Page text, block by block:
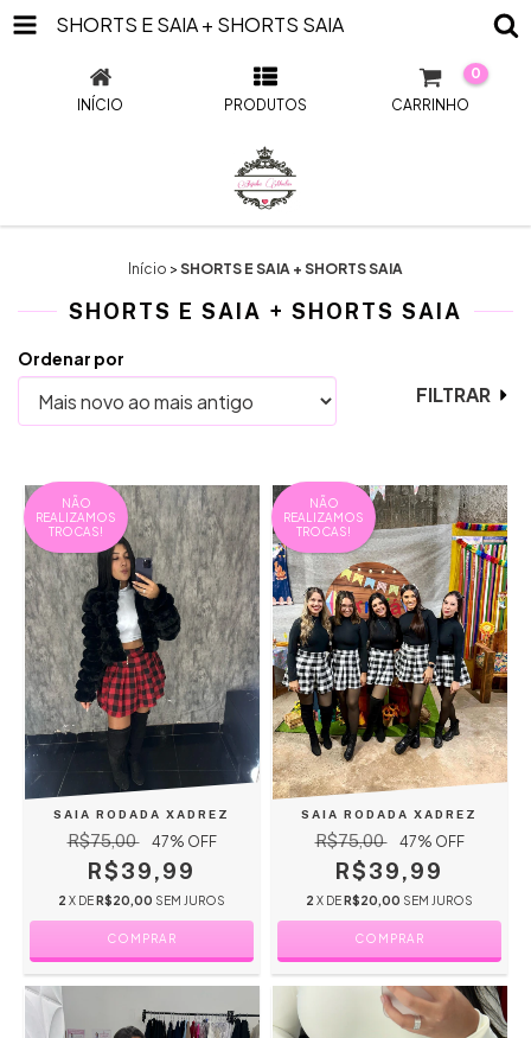
SHORTS E SAIA + SHORTS SAIA
INÍCIO PRODUTOS CARRINHO
0
Início > SHORTS E SAIA + SHORTS SAIA
SHORTS E SAIA + SHORTS SAIA
Ordenar por
FILTRAR
NÃO
REALIZAMOS
TROCAS!
SAIA RODADA XADREZ
R$75,00 47% OFF
R$39,99
2 X DE R$20,00 SEM JUROS
COMPRAR
NÃO
REALIZAMOS
TROCAS!
SAIA RODADA XADREZ
R$75,00 47% OFF
R$39,99
2 X DE R$20,00 SEM JUROS
COMPRAR